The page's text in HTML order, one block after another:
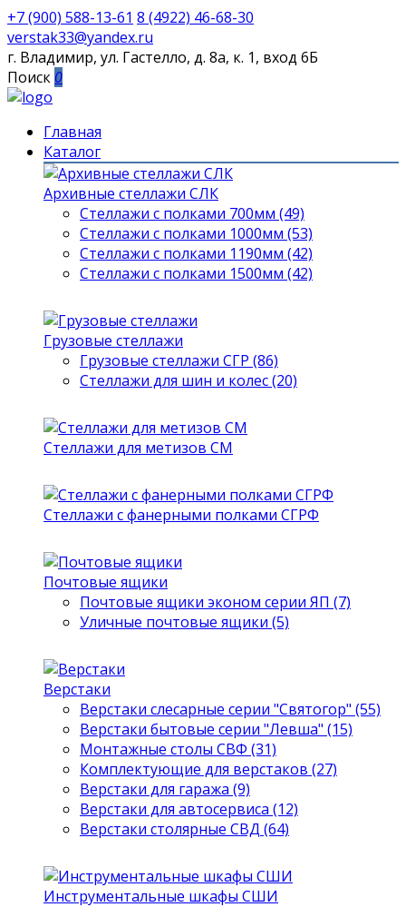
+7 (900) 588-13-61 8 (4922) 46-68-30
verstak33@yandex.ru
г. Владимир, ул. Гастелло, д. 8а, к. 1, вход 6Б
Поиск 0
Главная
Каталог
Архивные стеллажи СЛК
Стеллажи с полками 700мм (49)
Стеллажи с полками 1000мм (53)
Стеллажи с полками 1190мм (42)
Стеллажи с полками 1500мм (42)
Грузовые стеллажи
Грузовые стеллажи СГР (86)
Стеллажи для шин и колес (20)
Стеллажи для метизов СМ
Стеллажи с фанерными полками СГРФ
Почтовые ящики
Почтовые ящики эконом серии ЯП (7)
Уличные почтовые ящики (5)
Верстаки
Верстаки слесарные серии "Святогор" (55)
Верстаки бытовые серии "Левша" (15)
Монтажные столы СВФ (31)
Комплектующие для верстаков (27)
Верстаки для гаража (9)
Верстаки для автосервиса (12)
Верстаки столярные СВД (64)
Инструментальные шкафы СШИ